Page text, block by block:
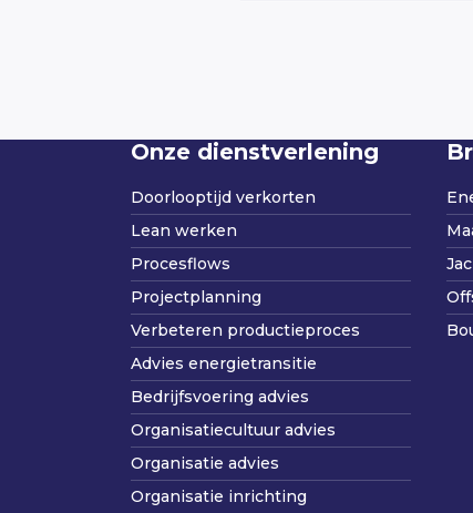
Onze dienstverlening
Doorlooptijd verkorten
Lean werken
Procesflows
Projectplanning
Verbeteren productieproces
Advies energietransitie
Bedrijfsvoering advies
Organisatiecultuur advies
Organisatie advies
Organisatie inrichting